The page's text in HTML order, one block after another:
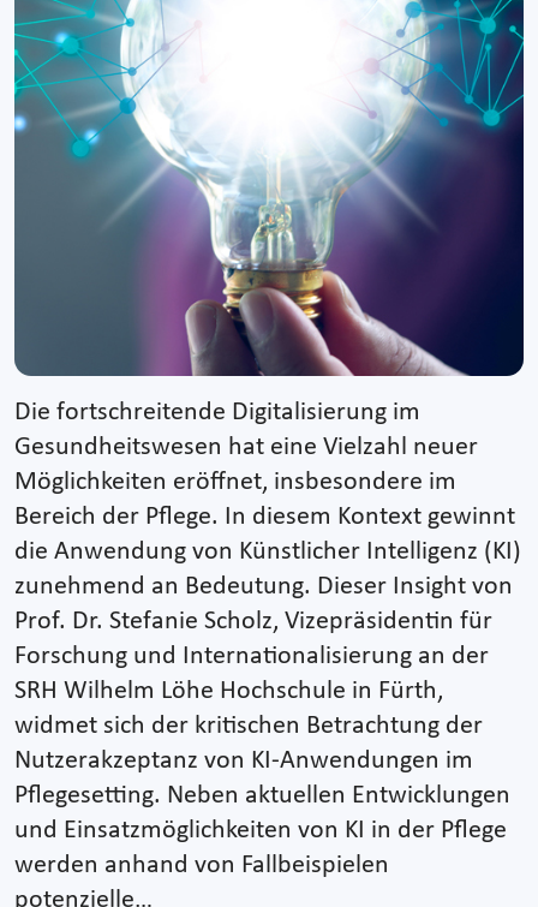
Die fortschreitende Digitalisierung im
Gesundheitswesen hat eine Vielzahl neuer
Möglichkeiten eröffnet, insbesondere im
Bereich der Pflege. In diesem Kontext gewinnt
die Anwendung von Künstlicher Intelligenz (KI)
zunehmend an Bedeutung. Dieser Insight von
Prof. Dr. Stefanie Scholz, Vizepräsidentin für
Forschung und Internationalisierung an der
SRH Wilhelm Löhe Hochschule in Fürth,
widmet sich der kritischen Betrachtung der
Nutzerakzeptanz von KI-Anwendungen im
Pflegesetting. Neben aktuellen Entwicklungen
und Einsatzmöglichkeiten von KI in der Pflege
werden anhand von Fallbeispielen
potenzielle…